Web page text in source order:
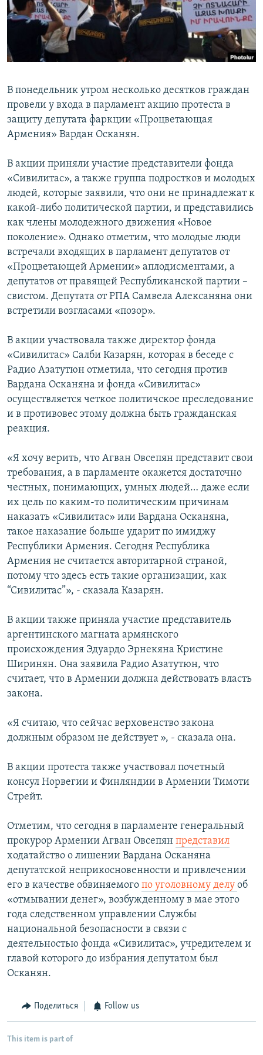
Հայերեն
Русский
Все сайты Радио Азатутюн
В понедельник утром несколько десятков граждан
провели у входа в парламент акцию протеста в
защиту депутата фаркции «Процветающая
Армения» Вардан Осканян.
В акции приняли участие представители фонда
«Сивилитас», а также группа подростков и молодых
людей, которые заявили, что они не принадлежат к
какой-либо политической партии, и представились
как члены молодежного движения «Новое
поколение». Однако отметим, что молодые люди
встречали входящих в парламент депутатов от
«Процветающей Армении» аплодисментами, а
депутатов от правящей Республиканской партии –
свистом. Депутата от РПА Самвела Алексаняна они
встретили возгласами «позор».
В акции участвовала также директор фонда
«Сивилитас» Салби Казарян, которая в беседе с
Радио Азатутюн отметила, что сегодня против
Вардана Осканяна и фонда «Сивилитас»
осуществляется четкое политичское преследование
и в противовес этому должна быть гражданская
реакция.
«Я хочу верить, что Агван Овсепян представит свои
требования, а в парламенте окажется достаточно
честных, понимающих, умных людей… даже если
их цель по каким-то политическим причинам
наказать «Сивилитас» или Вардана Осканяна,
такое наказание больше ударит по имиджу
Республики Армения. Сегодня Республика
Армения не считается авторитарной страной,
потому что здесь есть такие организации, как
“Сивилитас”», - сказала Казарян.
В акции также приняла участие представитель
аргентинского магната армянского
происхождения Эдуардо Эрнекяна Кристине
Ширинян. Она заявила Радио Азатутюн, что
считает, что в Армении должна действовать власть
закона.
«Я считаю, что сейчас верховенство закона
должным образом не действует », - сказала она.
В акции протеста также участвовал почетный
консул Норвегии и Финляндии в Армении Тимоти
Стрейт.
Отметим, что сегодня в парламенте генеральный
прокурор Армении Агван Овсепян представил
ходатайство о лишении Вардана Осканяна
депутатской неприкосновенности и привлечении
его в качестве обвиняемого по уголовному делу об
«отмывании денег», возбужденному в мае этого
года следственном управлении Службы
национальной безопасности в связи с
деятельностью фонда «Сивилитас», учредителем и
главой которого до избрания депутатом был
Осканян.
Поделиться Follow us
This item is part of